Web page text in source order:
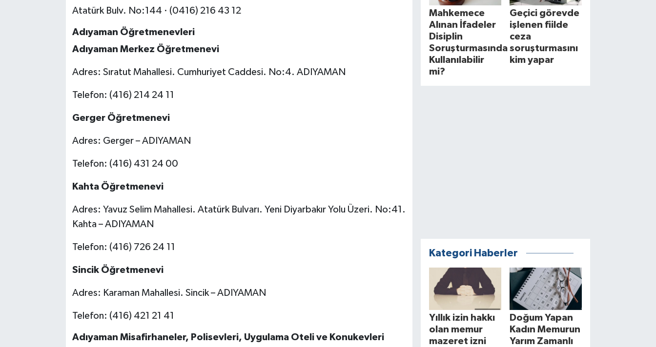
Atatürk Bulv. No:144 · (0416) 216 43 12
Adıyaman Öğretmenevleri
Adıyaman Merkez Öğretmenevi
Adres: Sıratut Mahallesi. Cumhuriyet Caddesi. No:4. ADIYAMAN
Telefon: (416) 214 24 11
Gerger Öğretmenevi
Adres: Gerger – ADIYAMAN
Telefon: (416) 431 24 00
Kahta Öğretmenevi
Adres: Yavuz Selim Mahallesi. Atatürk Bulvarı. Yeni Diyarbakır Yolu Üzeri. No:41.
Kahta – ADIYAMAN
Telefon: (416) 726 24 11
Sincik Öğretmenevi
Adres: Karaman Mahallesi. Sincik – ADIYAMAN
Telefon: (416) 421 21 41
Adıyaman Misafirhaneler, Polisevleri, Uygulama Oteli ve Konukevleri
Mahkemece
Alınan İfadeler
Disiplin
Soruşturmasında
Kullanılabilir
mi?
Geçici görevde
işlenen fiilde
ceza
soruşturmasını
kim yapar
Kategori Haberler
Yıllık izin hakkı
olan memur
mazeret izni
Doğum Yapan
Kadın Memurun
Yarım Zamanlı